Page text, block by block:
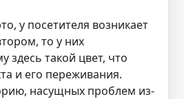
у посетителя возникает
то у них
здесь такой цвет, что
и его переживания.
насущных проблем из-